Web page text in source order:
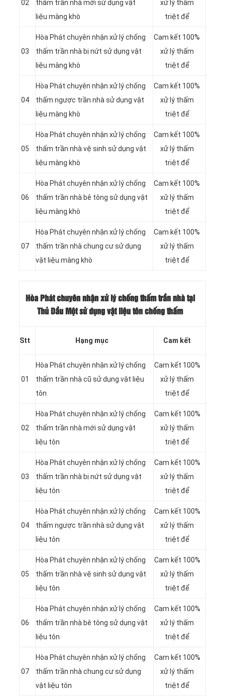
02
thấm trần nhà mới sử dụng vật
liệu màng khò
xử lý thấm
triệt để
03
Hòa Phát chuyên nhận xử lý chống
thấm trần nhà bị nứt sử dụng vật
liệu màng khò
Cam kết 100%
xử lý thấm
triệt để
04
Hòa Phát chuyên nhận xử lý chống
thấm ngược trần nhà sử dụng vật
liệu màng khò
Cam kết 100%
xử lý thấm
triệt để
05
Hòa Phát chuyên nhận xử lý chống
thấm trần nhà vệ sinh sử dụng vật
liệu màng khò
Cam kết 100%
xử lý thấm
triệt để
06
Hòa Phát chuyên nhận xử lý chống
thấm trần nhà bê tông sử dụng vật
liệu màng khò
Cam kết 100%
xử lý thấm
triệt để
07
Hòa Phát chuyên nhận xử lý chống
thấm trần nhà chung cư sử dụng
vật liệu màng khò
Cam kết 100%
xử lý thấm
triệt để
Hòa Phát chuyên nhận xử lý chống thấm trần nhà tại
Thủ Dầu Một sử dụng vật liệu tôn chống thấm
Stt Hạng mục Cam kết
01
Hòa Phát chuyên nhận xử lý chống
thấm trần nhà cũ sử dụng vật liệu
tôn
Cam kết 100%
xử lý thấm
triệt để
02
Hòa Phát chuyên nhận xử lý chống
thấm trần nhà mới sử dụng vật
liệu tôn
Cam kết 100%
xử lý thấm
triệt để
03
Hòa Phát chuyên nhận xử lý chống
thấm trần nhà bị nứt sử dụng vật
liệu tôn
Cam kết 100%
xử lý thấm
triệt để
04
Hòa Phát chuyên nhận xử lý chống
thấm ngược trần nhà sử dụng vật
liệu tôn
Cam kết 100%
xử lý thấm
triệt để
05
Hòa Phát chuyên nhận xử lý chống
thấm trần nhà vệ sinh sử dụng vật
liệu tôn
Cam kết 100%
xử lý thấm
triệt để
06
Hòa Phát chuyên nhận xử lý chống
thấm trần nhà bê tông sử dụng vật
liệu tôn
Cam kết 100%
xử lý thấm
triệt để
07
Hòa Phát chuyên nhận xử lý chống
thấm trần nhà chung cư sử dụng
vật liệu tôn
Cam kết 100%
xử lý thấm
triệt để